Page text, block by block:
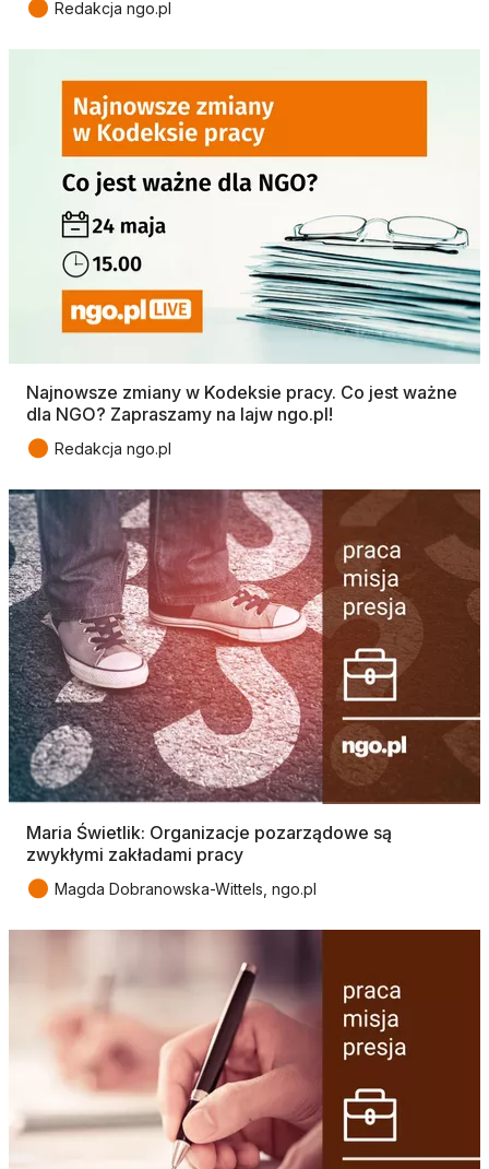
● Redakcja ngo.pl
Najnowsze zmiany w Kodeksie pracy. Co jest ważne
dla NGO? Zapraszamy na lajw ngo.pl!
● Redakcja ngo.pl
Maria Świetlik: Organizacje pozarządowe są
zwykłymi zakładami pracy
● Magda Dobranowska-Wittels, ngo.pl